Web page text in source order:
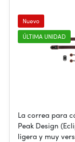
Nuevo
ÚLTIMA UNIDAD
La correa para
Peak Design
ligera y muy